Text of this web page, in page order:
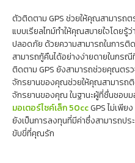
ตัวติดตาม GPS ช่วยให้คุณสามารถ
แบบเรียลไทม์ทำให้คุณสบายใจโดย
ปลอดภัย ด้วยความสามารถในกา
สามารถกู้คืนได้อย่างง่ายดายในกร
ติดตาม GPS ยังสามารถช่วยคุณตร
จักรยานของคุณช่วยให้คุณสามารถติ
จักรยานของคุณ ในฐานะผู้ที่ชื่นชอบ
มอเตอร์ไซค์เล็ก 50ccGPS ไม่เพีย
ยังเป็นการลงทุนที่มีค่าซึ่งสามารถป
ขับขี่ที่คุณรัก